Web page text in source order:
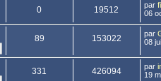
0 19512 par fil
06
89 153022 par
08
331 426094 par
19